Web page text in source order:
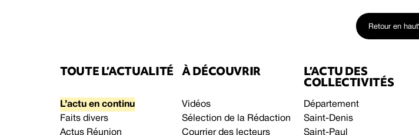
Retour en haut
TOUTE L’ACTUALITÉ
L’actu en continu
Faits divers
Actus Réunion
À DÉCOUVRIR
Vidéos
Sélection de la Rédaction
Courrier des lecteurs
L’ACTU DES
COLLECTIVITÉS
Département
Saint-Denis
Saint-Paul